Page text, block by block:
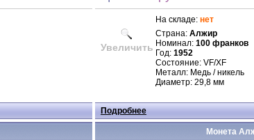
Увеличить
На складе: нет
Страна: Алжир
Номинал: 100 франков
Год: 1952
Состояние: VF/XF
Металл: Медь / никель
Диаметр: 29,8 мм
Подробнее
Монета